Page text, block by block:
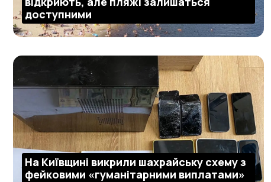
доступними
На Київщині викрили шахрайську схему з
фейковими «гуманітарними виплатами»